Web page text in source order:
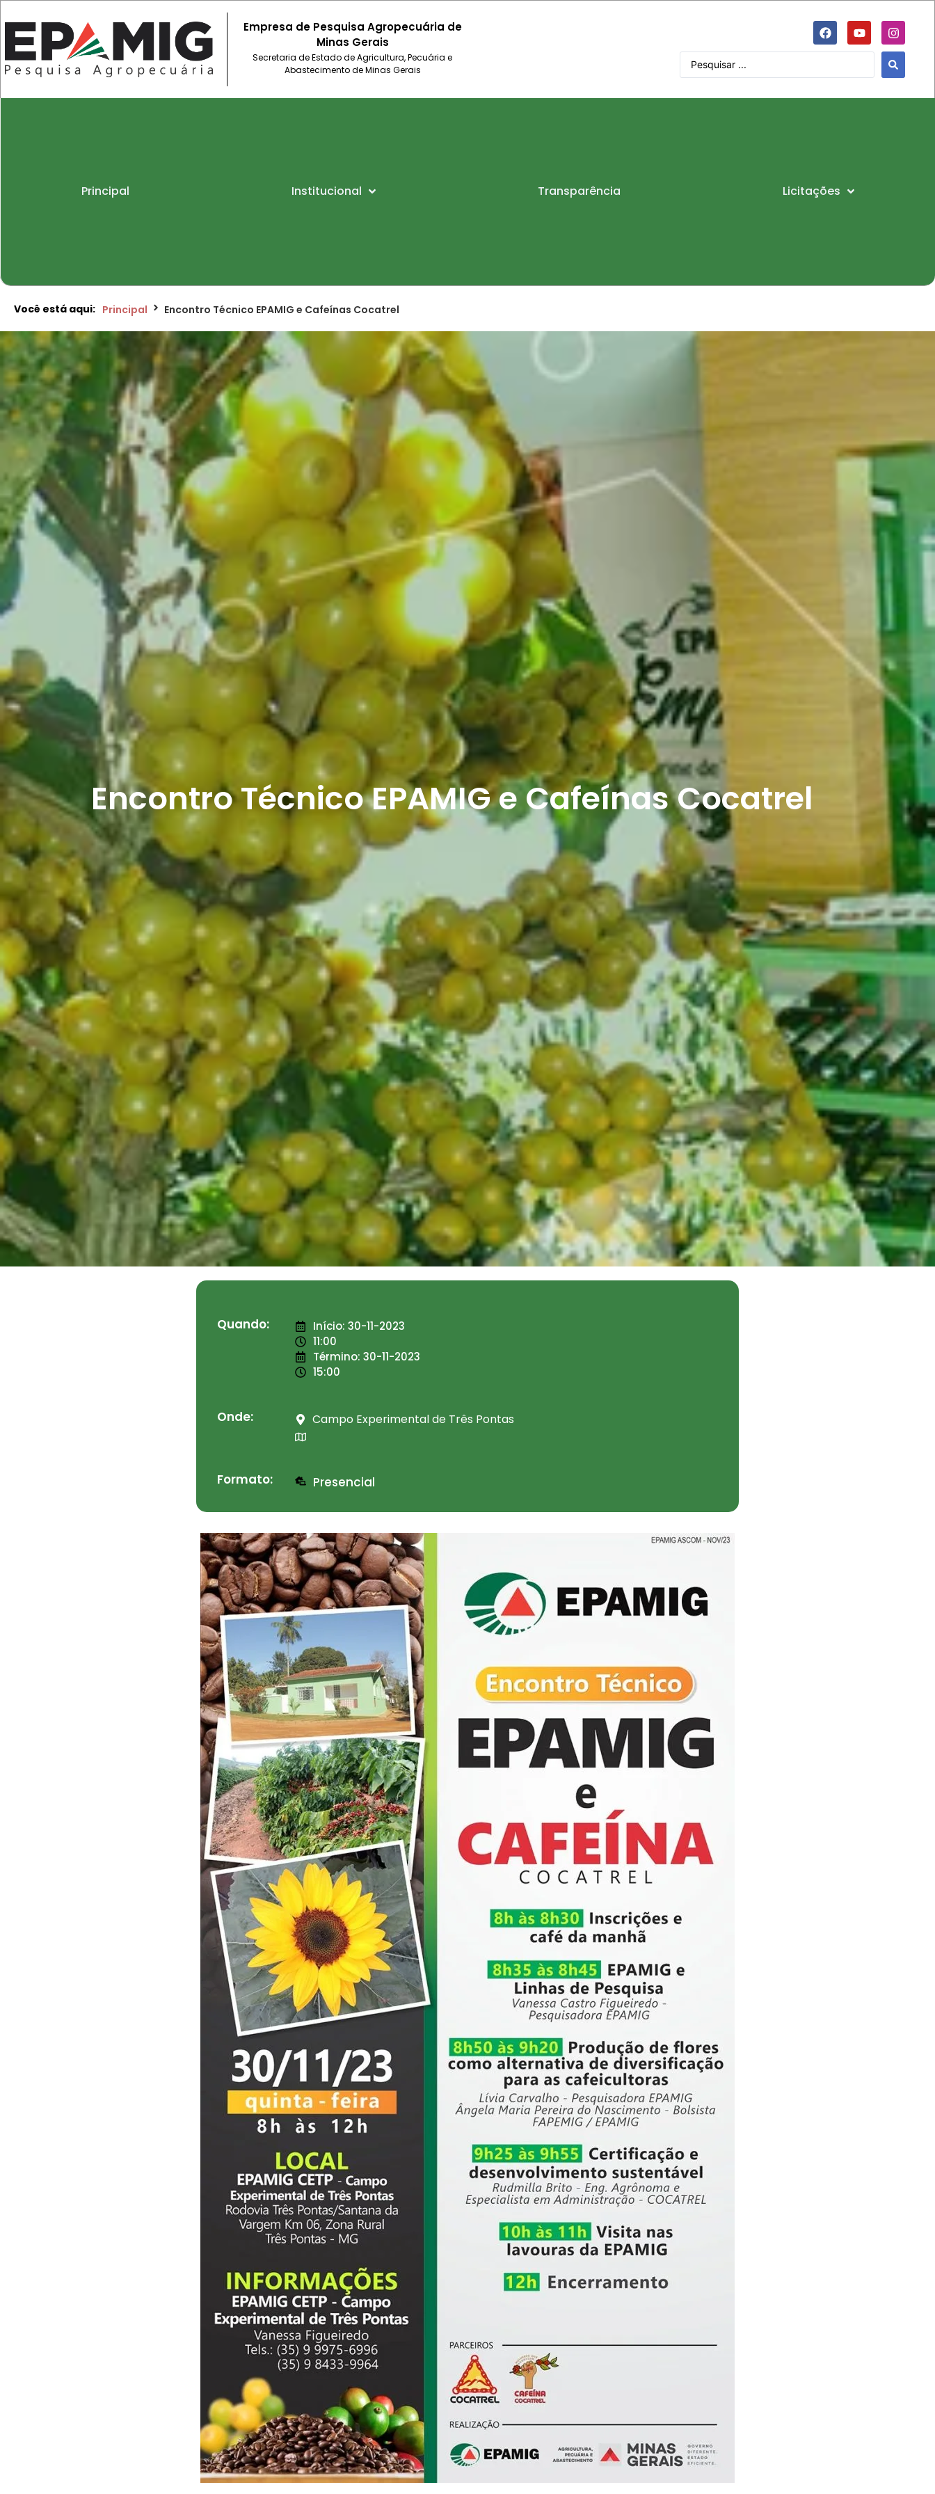
Empresa de Pesquisa Agropecuária de
Minas Gerais
Secretaria de Estado de Agricultura, Pecuária e
Abastecimento de Minas Gerais
Principal Institucional Transparência Licitações
Você está aqui: Principal Encontro Técnico EPAMIG e Cafeínas Cocatrel
Encontro Técnico EPAMIG e Cafeínas Cocatrel
Quando:
Início: 30-11-2023
11:00
Término: 30-11-2023
15:00
Onde: Campo Experimental de Três Pontas
Formato: Presencial